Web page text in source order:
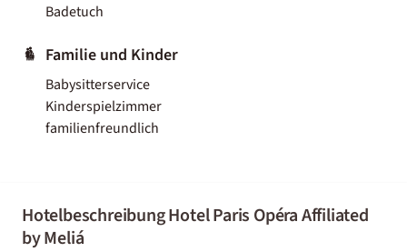
Badetuch
Familie und Kinder
Babysitterservice
Kinderspielzimmer
familienfreundlich
Hotelbeschreibung Hotel Paris Opéra Affiliated
by Meliá